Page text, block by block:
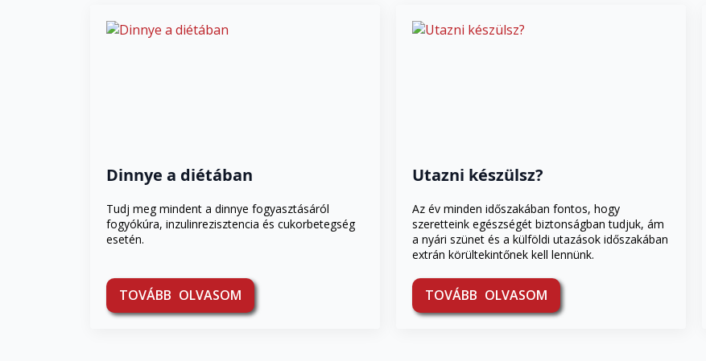
Dinnye a diétában
Tudj meg mindent a dinnye fogyasztásáról
fogyókúra, inzulinrezisztencia és cukorbetegség
esetén.
TOVÁBB OLVASOM
Utazni készülsz?
Az év minden időszakában fontos, hogy
szeretteink egészségét biztonságban tudjuk, ám
a nyári szünet és a külföldi utazások időszakában
extrán körültekintőnek kell lennünk.
TOVÁBB OLVASOM